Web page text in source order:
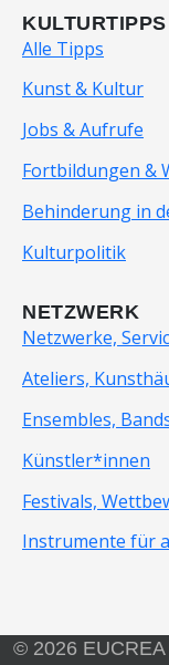
KULTURTIPPS
Alle Tipps
Kunst & Kultur
Jobs & Aufrufe
Fortbildungen &
Behinderung in
Kulturpolitik
NETZWERK
Netzwerke,
Ateliers,
Ensembles,
Künstler*innen
Festivals,
Instrumente für
© 2026 EUCREA